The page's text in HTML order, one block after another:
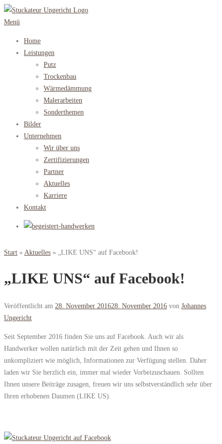
Zum
Inhalt
Menü
Home
Leistungen
Putz
Trockenbau
Wärmedämmung
Malerarbeiten
Sonderthemen
Bilder
Unternehmen
Wir über uns
Zertifizierungen
Partner
Aktuelles
Karriere
Kontakt
Start » Aktuelles » „LIKE UNS“ auf Facebook!
„LIKE UNS“ auf Facebook!
Veröffentlicht am 28. November 201628. November 2016 von Johannes
Ungericht
Seit September 2016 finden Sie uns auf Facebook. Auch wir als
Handwerker wollen natürlich mit der Zeit gehen und Ihnen so
unkompliziert wie möglich, Informationen zur Verfügung stellen. Daher
laden wir Sie herzlich ein, immer mal wieder Vorbeizuschauen. Sollten
Ihnen unsere Beiträge zusagen, freuen wir uns selbstverständlich sehr über
Ihren erhobenen Daumen (LIKE US).